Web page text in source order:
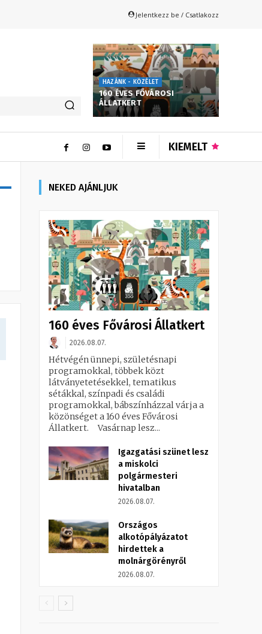
Jelentkezz be / Csatlakozz
HAZÁNK - KÖZÉLET
160 ÉVES FŐVÁROSI
ÁLLATKERT
KIEMELT
NEKED AJÁNLJUK
160 éves Fővárosi Állatkert
2026.08.07.
Hétvégén ünnepi, születésnapi
programokkal, többek közt
látványetetésekkel, tematikus
sétákkal, színpadi és családi
programokkal, bábszínházzal várja a
közönséget a 160 éves Fővárosi
Állatkert. Vasárnap lesz...
Igazgatási szünet lesz
a miskolci
polgármesteri
hivatalban
2026.08.07.
Országos
alkotópályázatot
hirdettek a
molnárgörényről
2026.08.07.